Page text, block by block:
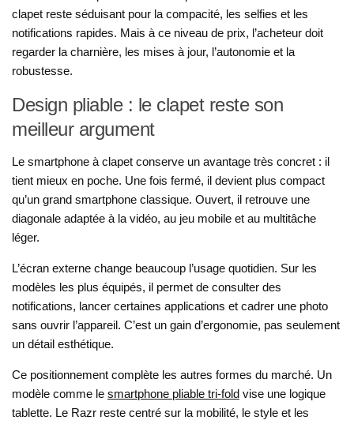
clapet reste séduisant pour la compacité, les selfies et les
notifications rapides. Mais à ce niveau de prix, l’acheteur doit
regarder la charnière, les mises à jour, l’autonomie et la
robustesse.
Design pliable : le clapet reste son
meilleur argument
Le smartphone à clapet conserve un avantage très concret : il
tient mieux en poche. Une fois fermé, il devient plus compact
qu’un grand smartphone classique. Ouvert, il retrouve une
diagonale adaptée à la vidéo, au jeu mobile et au multitâche
léger.
L’écran externe change beaucoup l’usage quotidien. Sur les
modèles les plus équipés, il permet de consulter des
notifications, lancer certaines applications et cadrer une photo
sans ouvrir l’appareil. C’est un gain d’ergonomie, pas seulement
un détail esthétique.
Ce positionnement complète les autres formes du marché. Un
modèle comme le smartphone pliable tri-fold vise une logique
tablette. Le Razr reste centré sur la mobilité, le style et les